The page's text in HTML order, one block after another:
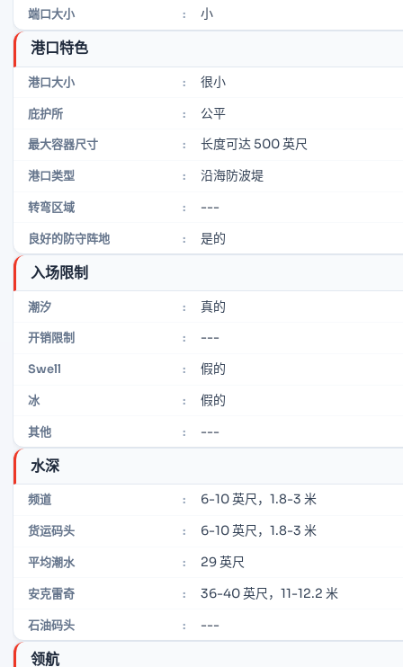
端口大小 : 小
港口特色
港口大小 : 很小
庇护所 : 公平
最大容器尺寸 : 长度可达 500 英尺
港口类型 : 沿海防波堤
转弯区域 : ---
良好的防守阵地 : 是的
入场限制
潮汐 : 真的
开销限制 : ---
Swell : 假的
冰 : 假的
其他 : ---
水深
频道 : 6-10 英尺，1.8-3 米
货运码头 : 6-10 英尺，1.8-3 米
平均潮水 : 29 英尺
安克雷奇 : 36-40 英尺，11-12.2 米
石油码头 : ---
领航